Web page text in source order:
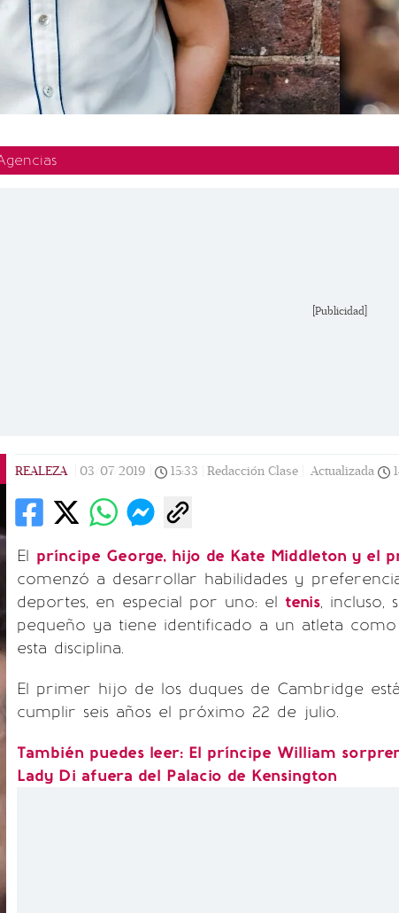
[Publicidad]
REALEZA 03/07/2019 15:33 Redacción Clase | Actualizada
El príncipe George, hijo de Kate Middleton y el
comenzó a desarrollar habilidades y
deportes, en especial por uno: el tenis, incluso,
pequeño ya tiene identificado a un atleta como
esta disciplina.
El primer hijo de los duques de Cambridge
cumplir seis años el próximo 22 de julio.
También puedes leer: El príncipe William
Lady Di afuera del Palacio de Kensington